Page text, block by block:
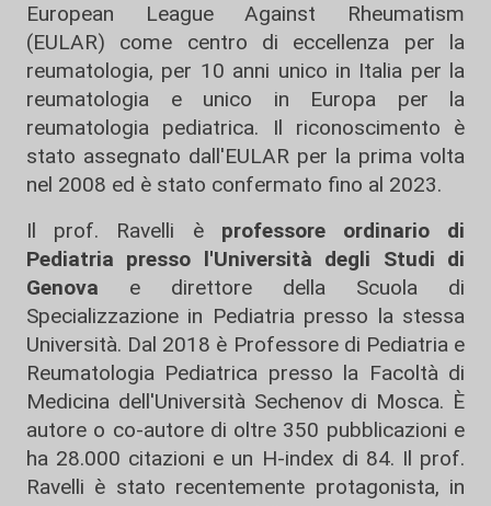
European League Against Rheumatism
(EULAR) come centro di eccellenza per la
reumatologia, per 10 anni unico in Italia per la
reumatologia e unico in Europa per la
reumatologia pediatrica. Il riconoscimento è
stato assegnato dall'EULAR per la prima volta
nel 2008 ed è stato confermato fino al 2023.
Il prof. Ravelli è professore ordinario di
Pediatria presso l'Università degli Studi di
Genova e direttore della Scuola di
Specializzazione in Pediatria presso la stessa
Università. Dal 2018 è Professore di Pediatria e
Reumatologia Pediatrica presso la Facoltà di
Medicina dell'Università Sechenov di Mosca. È
autore o co-autore di oltre 350 pubblicazioni e
ha 28.000 citazioni e un H-index di 84. Il prof.
Ravelli è stato recentemente protagonista, in